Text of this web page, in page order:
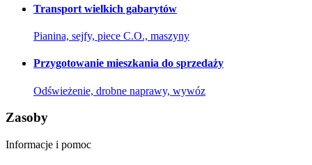
Transport wielkich gabarytów
Pianina, sejfy, piece C.O., maszyny
Przygotowanie mieszkania do sprzedaży
Odświeżenie, drobne naprawy, wywóz
Zasoby
Informacje i pomoc